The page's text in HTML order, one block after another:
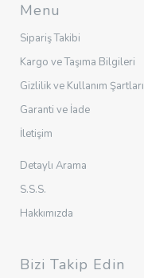
Menu
Sipariş Takibi
Kargo ve Taşıma Bilgileri
Gizlilik ve Kullanım Şartları
Garanti ve İade
İletişim
Detaylı Arama
S.S.S.
Hakkımızda
Bizi Takip Edin